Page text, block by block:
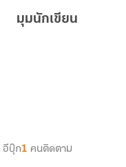
มุมนักเขียน
อีบุ๊ก1 คนติดตาม